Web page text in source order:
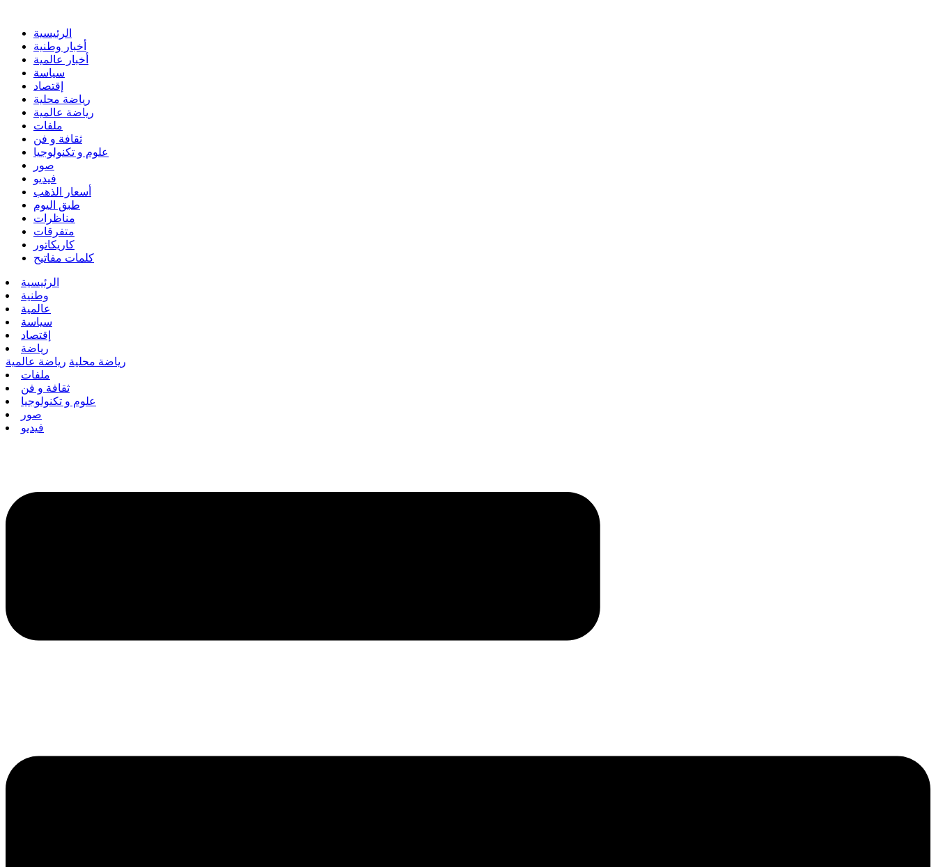
الرئيسية
أخبار وطنية
أخبار عالمية
سياسة
إقتصاد
رياضة محلية
رياضة عالمية
ملفات
ثقافة و فن
علوم و تكنولوجيا
صور
فيديو
أسعار الذهب
طبق اليوم
مناظرات
متفرقات
كاريكاتور
كلمات مفاتيح
الرئيسية
وطنية
عالمية
سياسة
إقتصاد
رياضة
رياضة محلية رياضة عالمية
ملفات
ثقافة و فن
علوم و تكنولوجيا
صور
فيديو